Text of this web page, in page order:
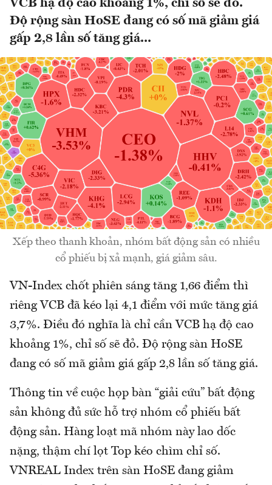
VCB hạ độ cao khoảng 1%, chỉ số sẽ đỏ.
Độ rộng sàn HoSE đang có số mã giảm giá
gấp 2,8 lần số tăng giá...
Xếp theo thanh khoản, nhóm bất động sản có nhiều
cổ phiếu bị xả mạnh, giá giảm sâu.
VN-Index chốt phiên sáng tăng 1,66 điểm thì
riêng VCB đã kéo lại 4,1 điểm với mức tăng giá
3,7%. Điều đó nghĩa là chỉ cần VCB hạ độ cao
khoảng 1%, chỉ số sẽ đỏ. Độ rộng sàn HoSE
đang có số mã giảm giá gấp 2,8 lần số tăng giá.
Thông tin về cuộc họp bàn “giải cứu” bất động
sản không đủ sức hỗ trợ nhóm cổ phiếu bất
động sản. Hàng loạt mã nhóm này lao dốc
nặng, thậm chí lọt Top kéo chìm chỉ số.
VNREAL Index trên sàn HoSE đang giảm